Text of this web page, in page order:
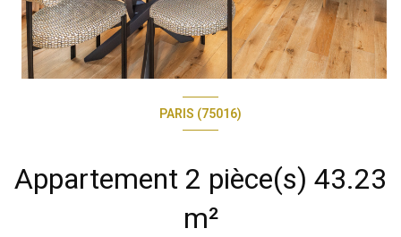
PARIS (75016)
Appartement 2 pièce(s) 43.23
m²